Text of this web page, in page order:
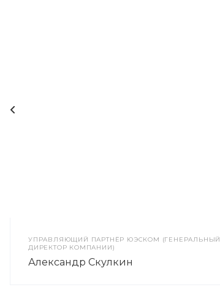
УПРАВЛЯЮЩИЙ ПАРТНЁР ЮЭСКОМ (ГЕНЕРАЛЬНЫЙ
ДИРЕКТОР КОМПАНИИ)
Александр Скулкин